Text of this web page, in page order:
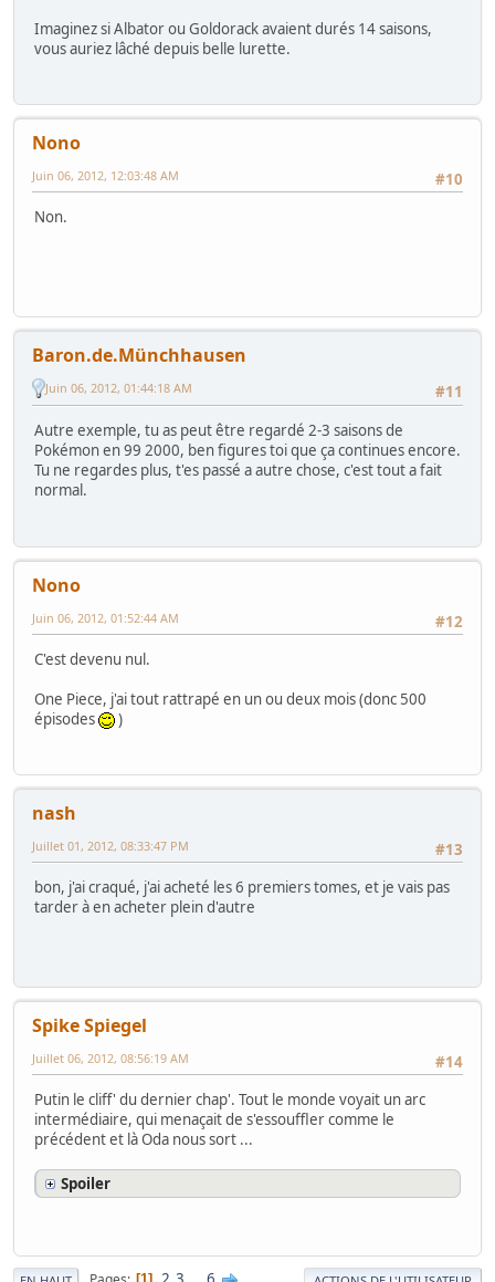
Imaginez si Albator ou Goldorack avaient durés 14 saisons,
vous auriez lâché depuis belle lurette.
Nono
#10
Juin 06, 2012, 12:03:48 AM
Non.
Baron.de.Münchhausen
#11
Juin 06, 2012, 01:44:18 AM
Autre exemple, tu as peut être regardé 2-3 saisons de
Pokémon en 99 2000, ben figures toi que ça continues encore.
Tu ne regardes plus, t'es passé a autre chose, c'est tout a fait
normal.
Nono
#12
Juin 06, 2012, 01:52:44 AM
C'est devenu nul.
One Piece, j'ai tout rattrapé en un ou deux mois (donc 500
épisodes
)
nash
#13
Juillet 01, 2012, 08:33:47 PM
bon, j'ai craqué, j'ai acheté les 6 premiers tomes, et je vais pas
tarder à en acheter plein d'autre
Spike Spiegel
#14
Juillet 06, 2012, 08:56:19 AM
Putin le cliff' du dernier chap'. Tout le monde voyait un arc
intermédiaire, qui menaçait de s'essouffler comme le
précédent et là Oda nous sort ...
Spoiler